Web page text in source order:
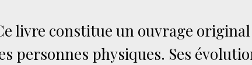
livre constitue un ouvrage
personnes physiques. Ses